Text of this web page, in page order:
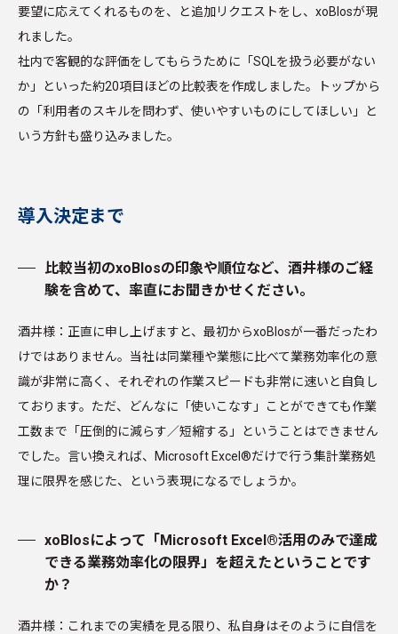
要望に応えてくれるものを、と追加リクエストをし、xoBlosが現
れました。
社内で客観的な評価をしてもらうために「SQLを扱う必要がない
か」といった約20項目ほどの比較表を作成しました。トップから
の「利用者のスキルを問わず、使いやすいものにしてほしい」と
いう方針も盛り込みました。
導入決定まで
比較当初のxoBlosの印象や順位など、酒井様のご経
験を含めて、率直にお聞きかせください。
酒井様：正直に申し上げますと、最初からxoBlosが一番だったわ
けではありません。当社は同業種や業態に比べて業務効率化の意
識が非常に高く、それぞれの作業スピードも非常に速いと自負し
ております。ただ、どんなに「使いこなす」ことができても作業
工数まで「圧倒的に減らす／短縮する」ということはできません
でした。言い換えれば、Microsoft Excel®だけで行う集計業務処
理に限界を感じた、という表現になるでしょうか。
xoBlosによって「Microsoft Excel®活用のみで達成
できる業務効率化の限界」を超えたということです
か？
酒井様：これまでの実績を見る限り、私自身はそのように自信を